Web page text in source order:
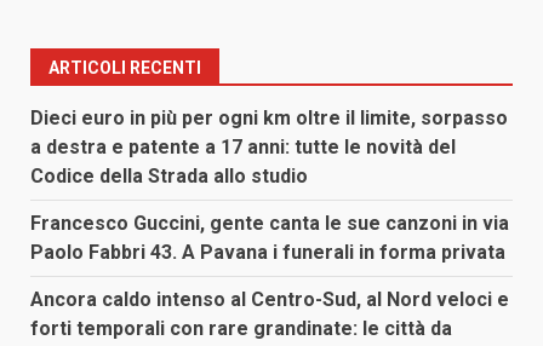
ARTICOLI RECENTI
Dieci euro in più per ogni km oltre il limite, sorpasso
a destra e patente a 17 anni: tutte le novità del
Codice della Strada allo studio
Francesco Guccini, gente canta le sue canzoni in via
Paolo Fabbri 43. A Pavana i funerali in forma privata
Ancora caldo intenso al Centro-Sud, al Nord veloci e
forti temporali con rare grandinate: le città da